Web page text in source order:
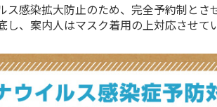
ス感染拡大防止のため、完全予約制とさ
し、案内人はマスク着用の上対応させて